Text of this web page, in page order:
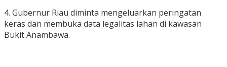
4. Gubernur Riau diminta mengeluarkan peringatan
keras dan membuka data legalitas lahan di kawasan
Bukit Anambawa.